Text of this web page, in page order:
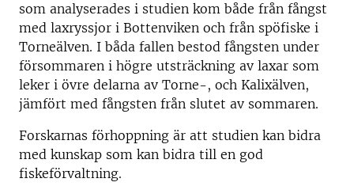
som analyserades i studien kom både från fångst
med laxryssjor i Bottenviken och från spöfiske i
Torneälven. I båda fallen bestod fångsten under
försommaren i högre utsträckning av laxar som
leker i övre delarna av Torne-, och Kalixälven,
jämfört med fångsten från slutet av sommaren.
Forskarnas förhoppning är att studien kan bidra
med kunskap som kan bidra till en god
fiskeförvaltning.